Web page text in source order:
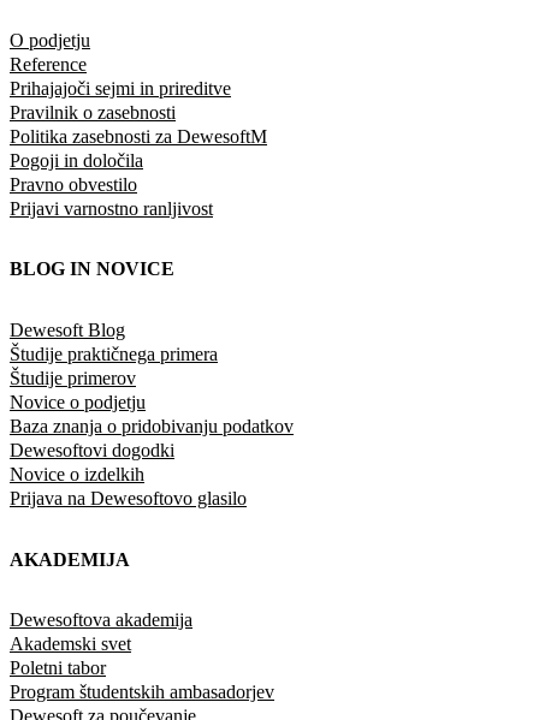
O podjetju
Reference
Prihajajoči sejmi in prireditve
Pravilnik o zasebnosti
Politika zasebnosti za DewesoftM
Pogoji in določila
Pravno obvestilo
Prijavi varnostno ranljivost
BLOG IN NOVICE
Dewesoft Blog
Študije praktičnega primera
Študije primerov
Novice o podjetju
Baza znanja o pridobivanju podatkov
Dewesoftovi dogodki
Novice o izdelkih
Prijava na Dewesoftovo glasilo
AKADEMIJA
Dewesoftova akademija
Akademski svet
Poletni tabor
Program študentskih ambasadorjev